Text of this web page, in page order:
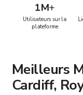
1M+
Utilisateurs sur la
plateforme
Meilleurs
Cardiff,